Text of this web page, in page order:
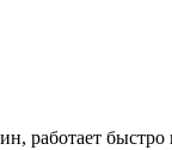
работает